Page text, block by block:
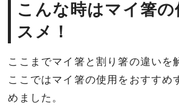
こんな時はマイ箸の
スメ！
ここまでマイ箸と割り箸の違いを
ここではマイ箸の使用をおすすめ
めました。